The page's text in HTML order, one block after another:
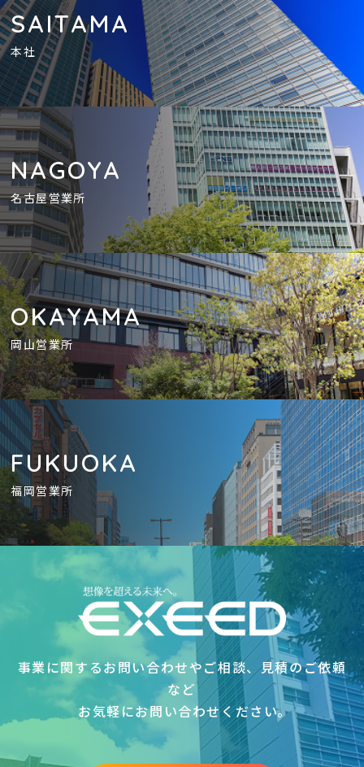
SAITAMA
本社
NAGOYA
名古屋営業所
OKAYAMA
岡山営業所
FUKUOKA
福岡営業所
事業に関するお問い合わせやご相談、見積のご依頼
など
お気軽にお問い合わせください｡